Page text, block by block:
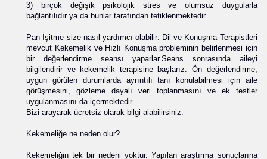
3) birçok değişik psikolojik stres ve olumsuz duygularla
bağlantılıdır ya da bunlar tarafından tetiklenmektedir.
Pan İşitme size nasıl yardımcı olabilir: Dil ve Konuşma Terapistleri
mevcut Kekemelik ve Hızlı Konuşma probleminin belirlenmesi için
bir değerlendirme seansı yaparlar.Seans sonrasında aileyi
bilgilendirir ve kekemelik terapisine başlarız. Ön değerlendirme,
uygun görülen durumlarda ayrıntılı tanı konulabilmesi için aile
görüşmesini, gözleme dayalı veri toplanmasını ve ek testler
uygulanmasını da içermektedir.
Bizi arayarak ücretsiz olarak bilgi alabilirsiniz.
Kekemeliğe ne neden olur?
Kekemeliğin tek bir nedeni yoktur. Yapılan araştırma sonuçlarına